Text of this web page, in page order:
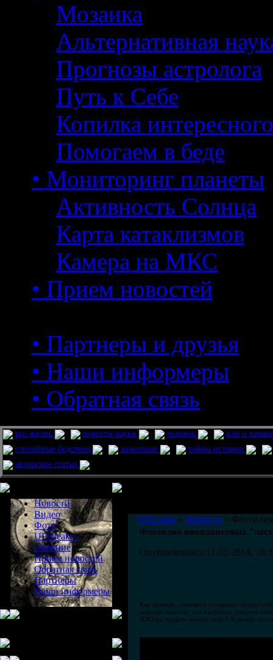
Мозаика
Альтернативная
Прогнозы астролога
Путь к Себе
Копилка интересного
Помогаем в беде
• Мониторинг планеты
Активность Солнца
Карта катаклизмов
Камера на МКС
• Прием новостей
• Партнеры и друзья
• Наши информеры
• Обратная связь
pro жизнь новости науки человек
нло и
стихийные бедствия
животные
тайны истории
авторские статьи
Новости
Видео
Фото
UFOleaks -
общение
Прием новостей
Обратная связь
Партнеры
Наши информеры
UfoLeaks » Новости »
Флотилия инопланетных
Опубликовано: 11-02-2014,
Как правило, самолеты оставляют позади
хорошо заметно, что наоборот, участок
НЛО расчищали земное небо? А может